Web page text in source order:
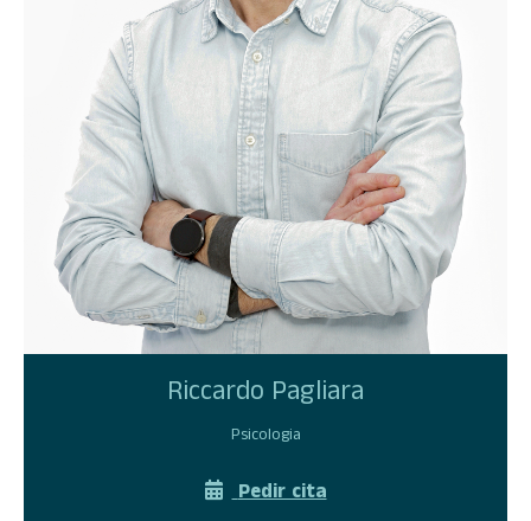
Riccardo Pagliara
Psicologia
Pedir cita